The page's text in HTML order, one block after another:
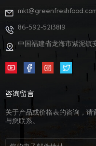
86-592-5213819
中国福建省龙海市紫泥镇
咨询留言
关于产品或价格表的咨询，
与您联系。